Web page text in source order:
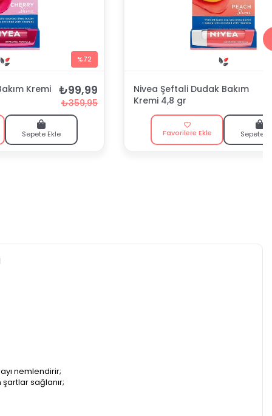
%72
Kremi ₺99,99
₺359,95
Sepete Ekle
Nivea Şeftali Dudak Bakım
Kremi 4,8 gr
Favorilere Ekle Sepete
nemlendirir;
sağlanır;